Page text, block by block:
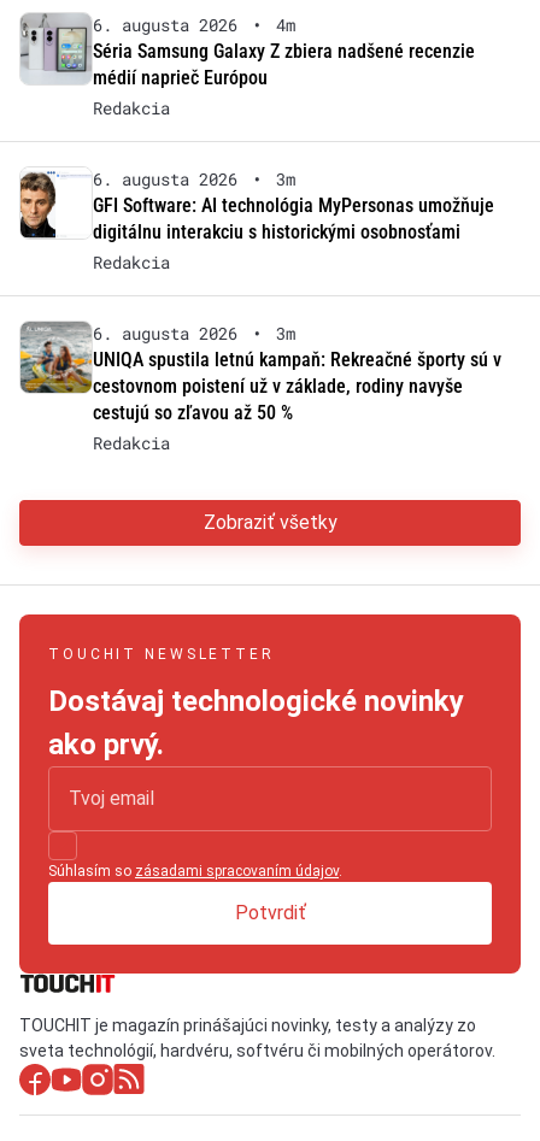
6. augusta 2026 •
4m
Séria Samsung Galaxy Z zbiera nadšené recenzie
médií naprieč Európou
Redakcia
6. augusta 2026 •
3m
GFI Software: AI technológia MyPersonas umožňuje
digitálnu interakciu s historickými osobnosťami
Redakcia
6. augusta 2026 •
3m
UNIQA spustila letnú kampaň: Rekreačné športy sú v
cestovnom poistení už v základe, rodiny navyše
cestujú so zľavou až 50 %
Redakcia
Zobraziť všetky
TOUCHIT NEWSLETTER
Dostávaj technologické novinky
ako prvý.
Súhlasím so zásadami spracovaním údajov.
Potvrdiť
TOUCHIT je magazín prinášajúci novinky, testy a analýzy zo
sveta technológií, hardvéru, softvéru či mobilných operátorov.